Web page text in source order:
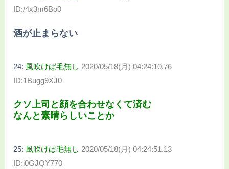
ID:/4x3m6Bo0
酒が止まらない
24: 風吹けば毛無し 2020/05/18(月) 04:24:10.76
ID:1Bugg9XJ0
クソ上司と顔を合わせなくて済む
なんと素晴らしいことか
25: 風吹けば毛無し 2020/05/18(月) 04:24:51.13
ID:i0GJQY770